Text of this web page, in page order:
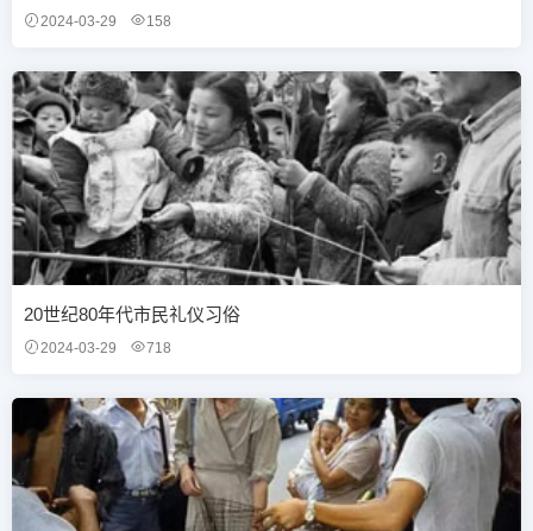
2024-03-29 158
20世纪80年代市民礼仪习俗
2024-03-29 718